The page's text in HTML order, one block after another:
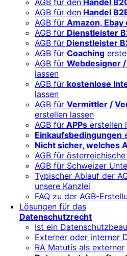
AGB für den Handel
AGB für den Handel
AGB für Amazon, Ebay
AGB für Dienstleister
AGB für Dienstleister
AGB für Coaching
AGB für Webdesigner
lassen
AGB für kostenlose
lassen
AGB für Vermittler /
erstellen lassen
AGB für APPs erstellen
Einkaufsbedingungen
Nicht sicher, welches
AGB für
AGB für Schweizer
Typischer Ablauf der
unsere Kanzlei
FAQ zu der AGB-
Lösungen für das
Datenschutzrecht
Ist ein
Externer oder interner
RA Matutis als externer